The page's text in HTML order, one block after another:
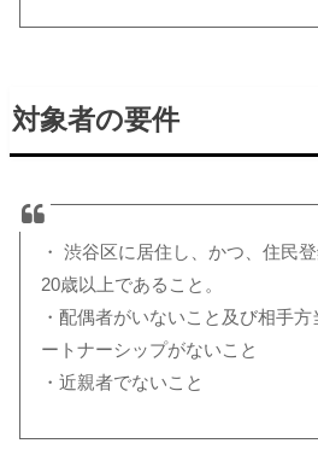
対象者の要件
・ 渋谷区に居住し、かつ、住民
20歳以上であること。
・配偶者がいないこと及び相手
ートナーシップがないこと
・近親者でないこと